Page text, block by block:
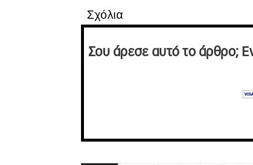
Σχόλια
Σου άρεσε αυτό το άρθρο;